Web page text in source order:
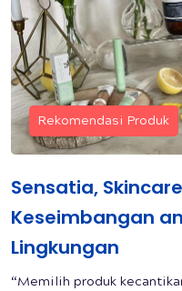
Rekomendasi Produk
Sensatia,
Keseimbangan
Lingkungan
“Memilih produk